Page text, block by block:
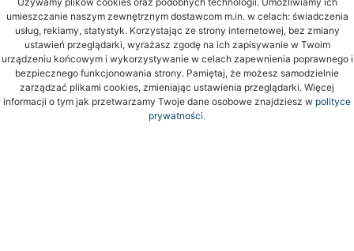
umieszczanie naszym zewnętrznym dostawcom m.in. w celach: świadczenia
usług, reklamy, statystyk. Korzystając ze strony internetowej, bez zmiany
ustawień przeglądarki, wyrażasz zgodę na ich zapisywanie w Twoim
urządzeniu końcowym i wykorzystywanie w celach zapewnienia poprawnego i
bezpiecznego funkcjonowania strony. Pamiętaj, że możesz samodzielnie
zarządzać plikami cookies, zmieniając ustawienia przeglądarki. Więcej
informacji o tym jak przetwarzamy Twoje dane osobowe znajdziesz w polityce
prywatności.